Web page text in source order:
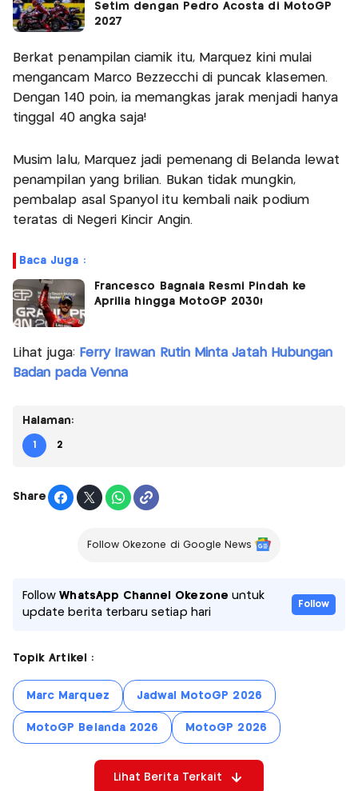
Setim dengan Pedro Acosta di MotoGP
2027
Berkat penampilan ciamik itu, Marquez kini mulai
mengancam Marco Bezzecchi di puncak klasemen.
Dengan 140 poin, ia memangkas jarak menjadi hanya
tinggal 40 angka saja!
Musim lalu, Marquez jadi pemenang di Belanda lewat
penampilan yang brilian. Bukan tidak mungkin,
pembalap asal Spanyol itu kembali naik podium
teratas di Negeri Kincir Angin.
Baca Juga :
Francesco Bagnaia Resmi Pindah ke
Aprilia hingga MotoGP 2030!
Lihat juga: Ferry Irawan Rutin Minta Jatah Hubungan
Badan pada Venna
Halaman:
1 2
Share
Follow Okezone di Google News
FollowWhatsApp Channel Okezone untuk
update berita terbaru setiap hari
Follow
Topik Artikel :
Marc Marquez Jadwal MotoGP 2026
MotoGP Belanda 2026 MotoGP 2026
Lihat Berita Terkait